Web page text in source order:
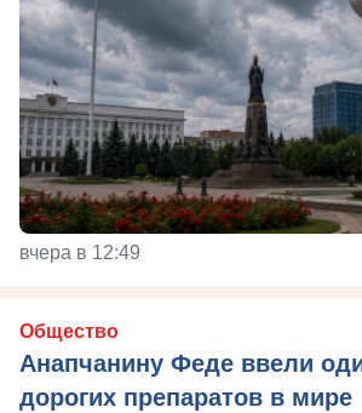
вчера в 12:49
Общество
Анапчанину Феде ввели
дорогих препаратов в мире